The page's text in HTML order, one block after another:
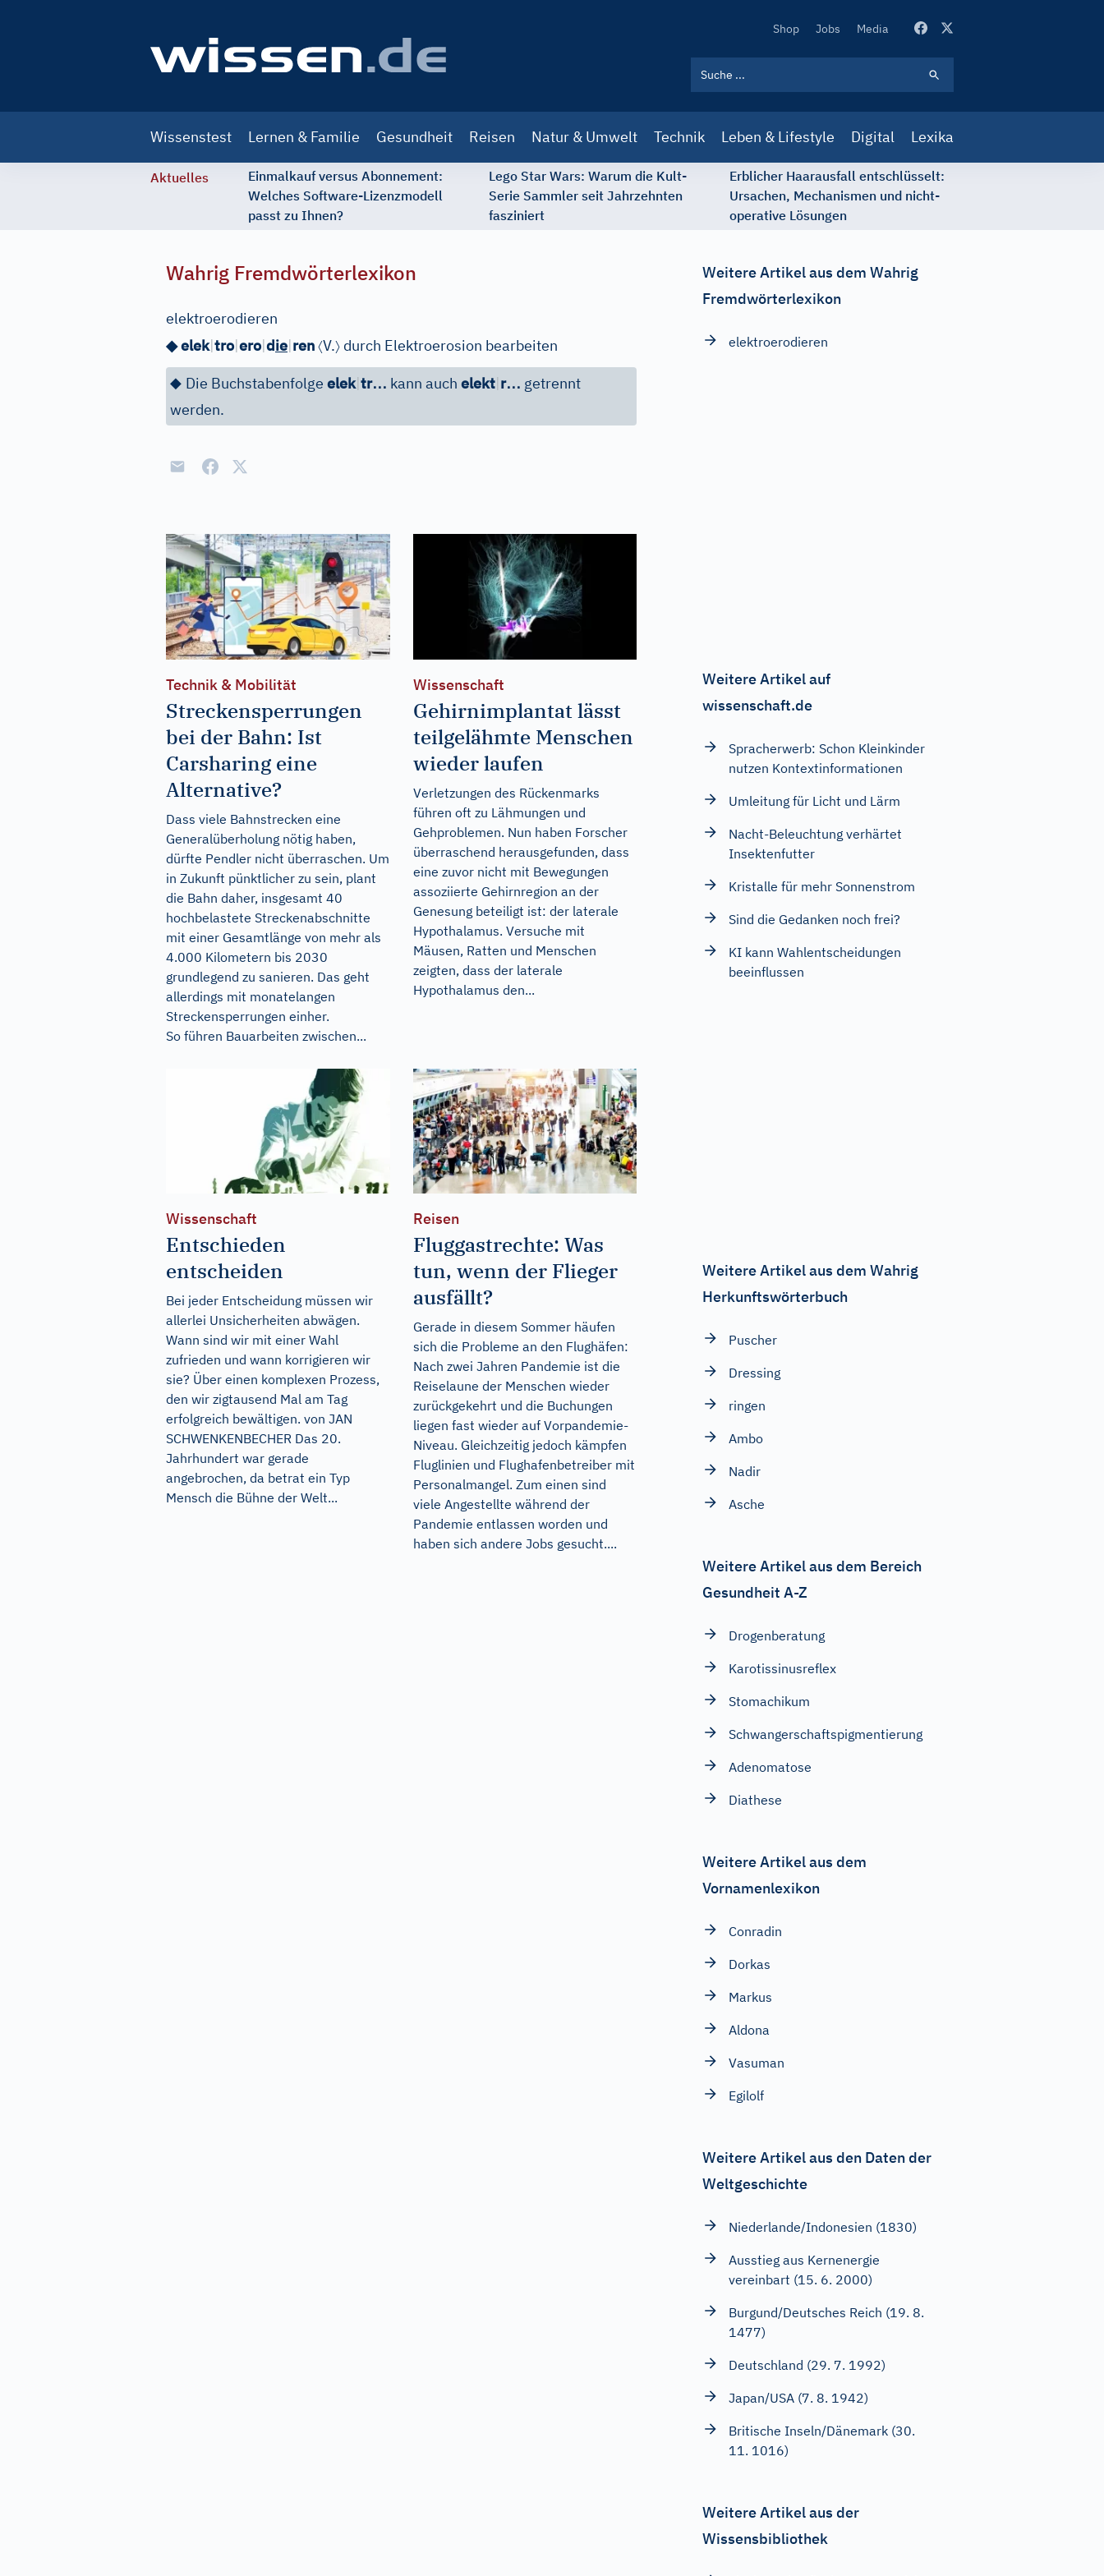
Secondary
Shop Jobs Media
navigation
Wissenstest Lernen & Familie Gesundheit Reisen Natur & Umwelt Technik Leben & Lifestyle Digital Lexika
Aktuelles
Einmalkauf versus Abonnement:
Welches Software-Lizenzmodell
passt zu Ihnen?
Lego Star Wars: Warum die Kult-
Serie Sammler seit Jahrzehnten
fasziniert
Erblicher Haarausfall entschlüsselt:
Ursachen, Mechanismen und nicht-
operative Lösungen
Wahrig Fremdwörterlexikon
elektroerodieren
◆ elek|tro|ero|die|ren〈V.〉 durch Elektroerosion bearbeiten
◆ Die Buchstabenfolge elek|tr… kann auch elekt|r… getrennt
werden.
Technik & Mobilität
Streckensperrungen
bei der Bahn: Ist
Carsharing eine
Alternative?
Dass viele Bahnstrecken eine
Generalüberholung nötig haben,
dürfte Pendler nicht überraschen. Um
in Zukunft pünktlicher zu sein, plant
die Bahn daher, insgesamt 40
hochbelastete Streckenabschnitte
mit einer Gesamtlänge von mehr als
4.000 Kilometern bis 2030
grundlegend zu sanieren. Das geht
allerdings mit monatelangen
Streckensperrungen einher.
So führen Bauarbeiten zwischen...
Wissenschaft
Gehirnimplantat lässt
teilgelähmte Menschen
wieder laufen
Verletzungen des Rückenmarks
führen oft zu Lähmungen und
Gehproblemen. Nun haben Forscher
überraschend herausgefunden, dass
eine zuvor nicht mit Bewegungen
assoziierte Gehirnregion an der
Genesung beteiligt ist: der laterale
Hypothalamus. Versuche mit
Mäusen, Ratten und Menschen
zeigten, dass der laterale
Hypothalamus den...
Wissenschaft
Entschieden
entscheiden
Bei jeder Entscheidung müssen wir
allerlei Unsicherheiten abwägen.
Wann sind wir mit einer Wahl
zufrieden und wann korrigieren wir
sie? Über einen komplexen Prozess,
den wir zigtausend Mal am Tag
erfolgreich bewältigen. von JAN
SCHWENKENBECHER Das 20.
Jahrhundert war gerade
angebrochen, da betrat ein Typ
Mensch die Bühne der Welt...
Reisen
Fluggastrechte: Was
tun, wenn der Flieger
ausfällt?
Gerade in diesem Sommer häufen
sich die Probleme an den Flughäfen:
Nach zwei Jahren Pandemie ist die
Reiselaune der Menschen wieder
zurückgekehrt und die Buchungen
liegen fast wieder auf Vorpandemie-
Niveau. Gleichzeitig jedoch kämpfen
Fluglinien und Flughafenbetreiber mit
Personalmangel. Zum einen sind
viele Angestellte während der
Pandemie entlassen worden und
haben sich andere Jobs gesucht....
Weitere Artikel aus dem Wahrig
Fremdwörterlexikon
elektroerodieren
Weitere Artikel auf
wissenschaft.de
Spracherwerb: Schon Kleinkinder
nutzen Kontextinformationen
Umleitung für Licht und Lärm
Nacht-Beleuchtung verhärtet
Insektenfutter
Kristalle für mehr Sonnenstrom
Sind die Gedanken noch frei?
KI kann Wahlentscheidungen
beeinflussen
Weitere Artikel aus dem Wahrig
Herkunftswörterbuch
Puscher
Dressing
ringen
Ambo
Nadir
Asche
Weitere Artikel aus dem Bereich
Gesundheit A-Z
Drogenberatung
Karotissinusreflex
Stomachikum
Schwangerschaftspigmentierung
Adenomatose
Diathese
Weitere Artikel aus dem
Vornamenlexikon
Conradin
Dorkas
Markus
Aldona
Vasuman
Egilolf
Weitere Artikel aus den Daten der
Weltgeschichte
Niederlande/Indonesien (1830)
Ausstieg aus Kernenergie
vereinbart (15. 6. 2000)
Burgund/Deutsches Reich (19. 8.
1477)
Deutschland (29. 7. 1992)
Japan/USA (7. 8. 1942)
Britische Inseln/Dänemark (30.
11. 1016)
Weitere Artikel aus der
Wissensbibliothek